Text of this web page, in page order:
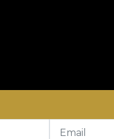
Email